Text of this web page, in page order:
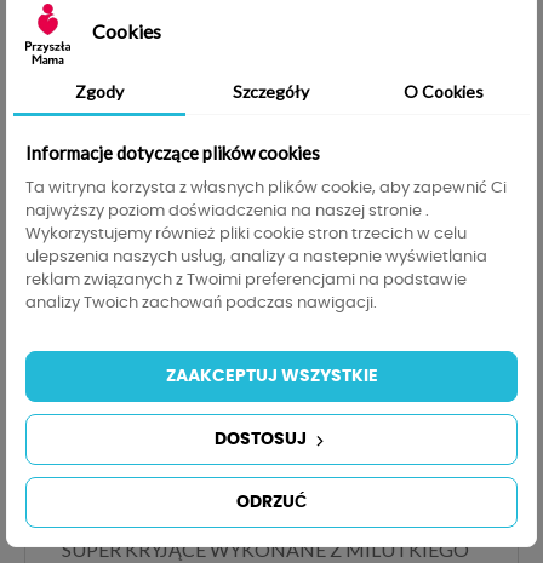
uniwersalna część garderoby, wygodna i pasująca
na każdą okazję.
PROMOCYJNA CENA OGRANICZONA
Legginsy ciążowe welurowe to bardzo
komfortowa opcja. Rozciągliwy materiał
legginsów sprawia, że na pewno nic nie będzie Cię
uwierać oraz świetnie dopasuje się do Twojej
każdą okazję i podkreślają wszystkie atuty
Twojego ciała. Wygodę zapewnia delikatny i
elastyczny materiał oraz krój, zaprojektowany
specjalnie dla kobiet w ciąży. Możesz cieszyć się
eleganckim wyglądem i nie martwić się, że
cokolwiek będzie prześwitywać.
SUPER KRYJĄCE WYKONANE Z MILUTKIEGO
Cookies
Zgody Szczegóły O Cookies
Informacje dotyczące plików cookies
Ta witryna korzysta z własnych plików cookie, aby zapewnić Ci
najwyższy poziom doświadczenia na naszej stronie .
Wykorzystujemy również pliki cookie stron trzecich w celu
ulepszenia naszych usług, analizy a nastepnie wyświetlania
reklam związanych z Twoimi preferencjami na podstawie
analizy Twoich zachowań podczas nawigacji.
ODRZUĆ
DOSTOSUJ
ZAAKCEPTUJ WSZYSTKIE